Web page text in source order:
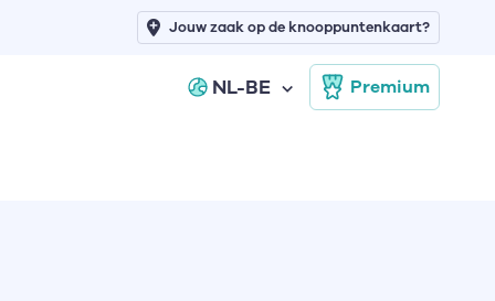
NL-BE Premium
Jouw zaak op de knooppuntenkaart?